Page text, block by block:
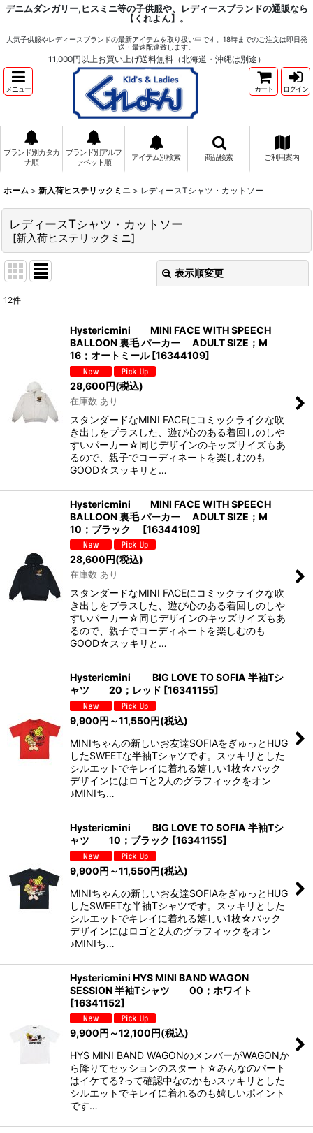
デニムダンガリー,ヒスミニ等の子供服や、レディースブランドの通販なら
【くれよん】。
人気子供服やレディースブランドの最新アイテムを取り扱い中です。18時までのご注文は即日発
送・最速配達致します。
11,000円以上お買い上げ送料無料（北海道・沖縄は別途）
メニュー カート ログイン
ブランド別カタカ
ナ順
ブランド別アルフ
ァベット順
アイテム別検索 商品検索 ご利用案内
ホーム > 新入荷ヒステリックミニ > レディースTシャツ・カットソー
レディースTシャツ・カットソー
[新入荷ヒステリックミニ]
表示順変更
絞り込む
12件
Hystericmini MINI FACE WITH SPEECH
BALLOON 裏毛 パーカー ADULT SIZE；M
16；オートミール [16344109]
28,600円(税込)
在庫数 あり
スタンダードなMINI FACEにコミックライクな吹
き出しをプラスした、遊び心のある着回しのしや
すいパーカー☆同じデザインのキッズサイズもあ
るので、親子でコーディネートを楽しむのも
GOOD☆スッキリと…
Hystericmini MINI FACE WITH SPEECH
BALLOON 裏毛 パーカー ADULT SIZE；M
10；ブラック
[16344109]
28,600円(税込)
在庫数 あり
スタンダードなMINI FACEにコミックライクな吹
き出しをプラスした、遊び心のある着回しのしや
すいパーカー☆同じデザインのキッズサイズもあ
るので、親子でコーディネートを楽しむのも
GOOD☆スッキリと…
Hystericmini BIG LOVE TO SOFIA 半袖Tシ
ャツ 20；レッド [16341155]
9,900円 ～11,550円(税込)
MINIちゃんの新しいお友達SOFIAをぎゅっとHUG
したSWEETな半袖Tシャツです。スッキリとした
シルエットでキレイに着れる嬉しい1枚☆バック
デザインにはロゴと2人のグラフィックをオン
♪MINIち…
Hystericmini BIG LOVE TO SOFIA 半袖Tシ
ャツ 10；ブラック [16341155]
9,900円 ～11,550円(税込)
MINIちゃんの新しいお友達SOFIAをぎゅっとHUG
したSWEETな半袖Tシャツです。スッキリとした
シルエットでキレイに着れる嬉しい1枚☆バック
デザインにはロゴと2人のグラフィックをオン
♪MINIち…
Hystericmini HYS MINI BAND WAGON
SESSION 半袖Tシャツ 00；ホワイト
[16341152]
9,900円 ～12,100円(税込)
HYS MINI BAND WAGONのメンバーがWAGONか
ら降りてセッションのスタート☆みんなのパート
はイケてる?って確認中なのかも♪スッキリとした
シルエットでキレイに着れるのも嬉しいポイント
です…